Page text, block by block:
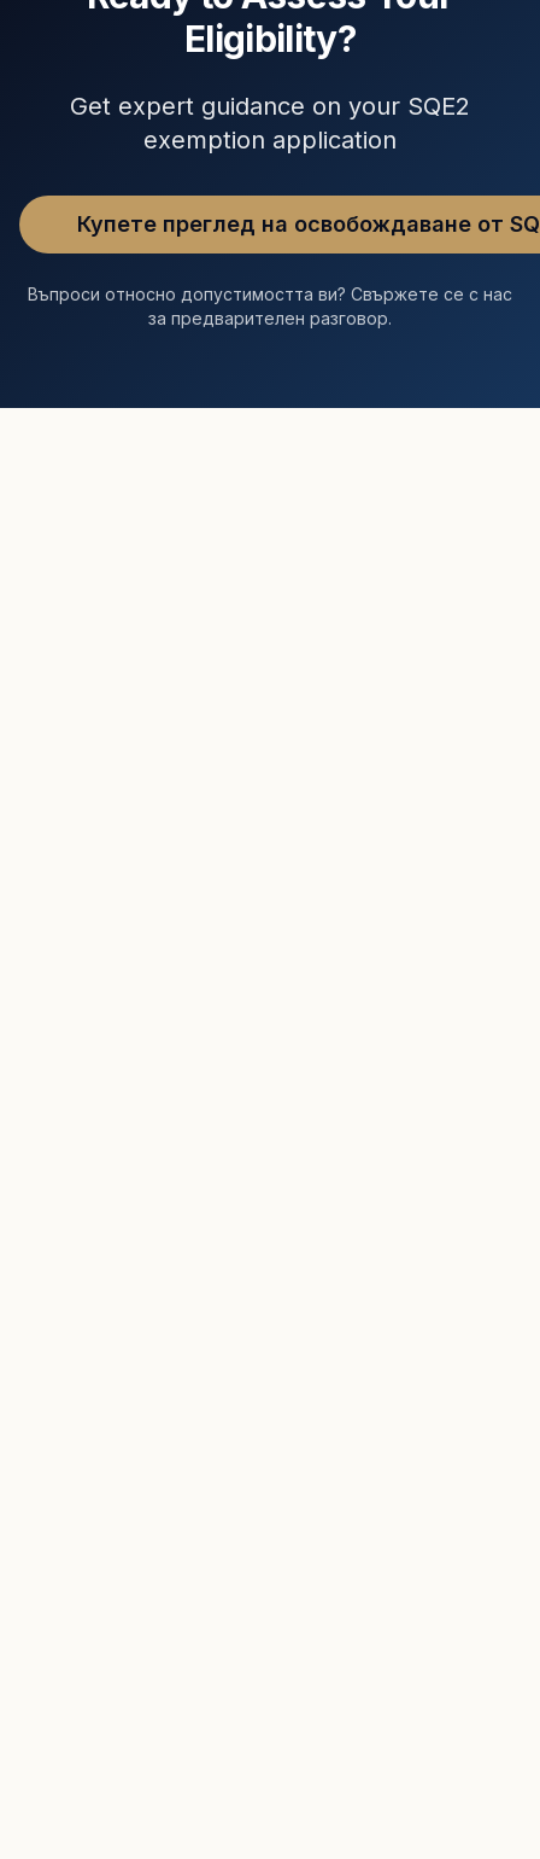
Eligibility?
Get expert guidance on your SQE2
exemption application
Купете преглед на освобождаване от
Въпроси относно допустимостта ви? Свържете се с нас
за предварителен разговор.